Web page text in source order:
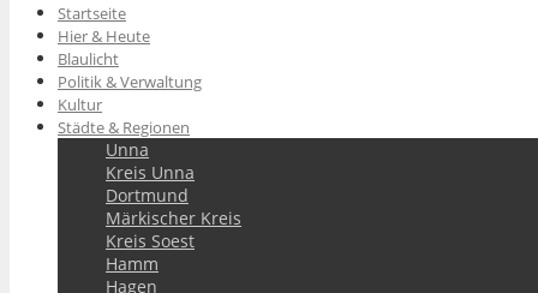
Startseite
Hier & Heute
Blaulicht
Politik & Verwaltung
Kultur
Städte & Regionen
Unna
Kreis Unna
Dortmund
Märkischer Kreis
Kreis Soest
Hamm
Hagen